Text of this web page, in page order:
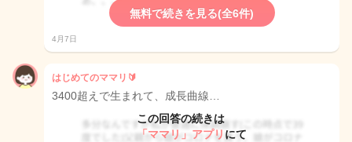
無料で続きを見る(全6件)
4月7日
はじめてのママリ🔰
3400超えで生まれて、成長曲線…
この回答の続きは
「ママリ」アプリ にて